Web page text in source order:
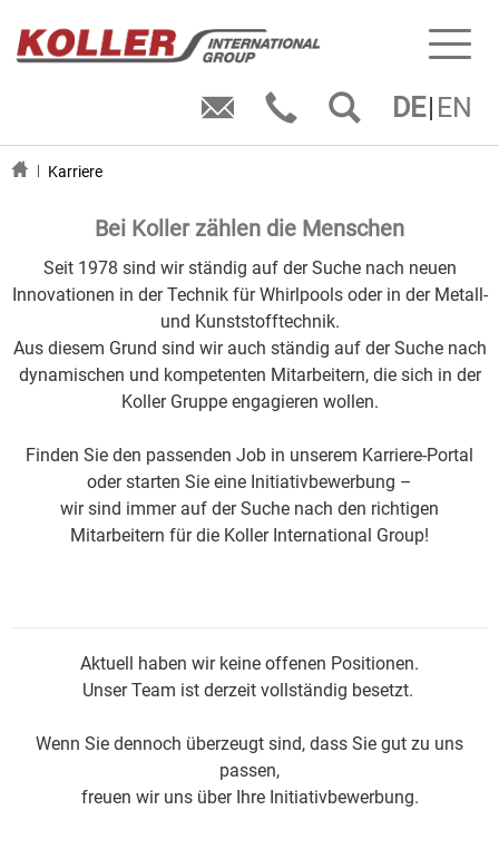
DE EN
Karriere
Bei Koller zählen die Menschen
Seit 1978 sind wir ständig auf der Suche nach neuen
Innovationen in der Technik für Whirlpools oder in der Metall-
und Kunststofftechnik.
Aus diesem Grund sind wir auch ständig auf der Suche nach
dynamischen und kompetenten Mitarbeitern, die sich in der
Koller Gruppe engagieren wollen.
Finden Sie den passenden Job in unserem Karriere-Portal
oder starten Sie eine Initiativbewerbung –
wir sind immer auf der Suche nach den richtigen
Mitarbeitern für die Koller International Group!
Aktuell haben wir keine offenen Positionen.
Unser Team ist derzeit vollständig besetzt.
Wenn Sie dennoch überzeugt sind, dass Sie gut zu uns
passen,
freuen wir uns über Ihre Initiativbewerbung.